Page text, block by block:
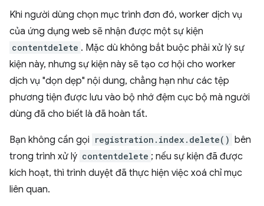
Khi người dùng chọn mục trình đơn đó, worker dịch vụ
của ứng dụng web sẽ nhận được một sự kiện
contentdelete . Mặc dù không bắt buộc phải xử lý sự
kiện này, nhưng sự kiện này sẽ tạo cơ hội cho worker
dịch vụ "dọn dẹp" nội dung, chẳng hạn như các tệp
phương tiện được lưu vào bộ nhớ đệm cục bộ mà người
dùng đã cho biết là đã hoàn tất.
Bạn không cần gọi registration.index.delete() bên
trong trình xử lý contentdelete ; nếu sự kiện đã được
kích hoạt, thì trình duyệt đã thực hiện việc xoá chỉ mục
liên quan.